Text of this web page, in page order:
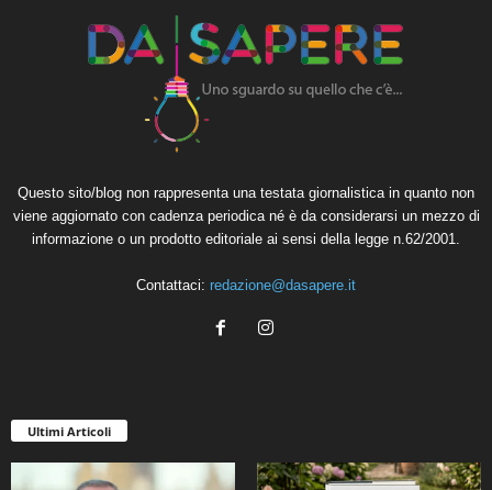
Questo sito/blog non rappresenta una testata giornalistica in quanto non
viene aggiornato con cadenza periodica né è da considerarsi un mezzo di
informazione o un prodotto editoriale ai sensi della legge n.62/2001.
Contattaci: redazione@dasapere.it
Ultimi Articoli